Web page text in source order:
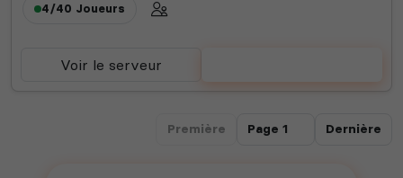
4/40 Joueurs
Voir le serveur
Première Dernière